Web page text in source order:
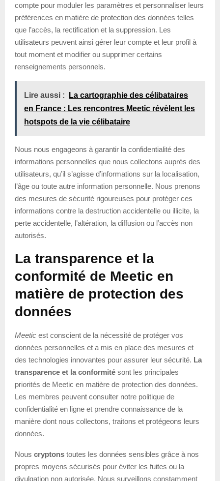
compte pour moduler les paramètres et personnaliser leurs
préférences en matière de protection des données telles
que l’accès, la rectification et la suppression. Les
utilisateurs peuvent ainsi gérer leur compte et leur profil à
tout moment et modifier ou supprimer certains
renseignements personnels.
Lire aussi :
La cartographie des célibataires
en France : Les rencontres Meetic révèlent les
hotspots de la vie célibataire
Nous nous engageons à garantir la confidentialité des
informations personnelles que nous collectons auprès des
utilisateurs, qu’il s’agisse d’informations sur la localisation,
l’âge ou toute autre information personnelle. Nous prenons
des mesures de sécurité rigoureuses pour protéger ces
informations contre la destruction accidentelle ou illicite, la
perte accidentelle, l’altération, la diffusion ou l’accès non
autorisés.
La transparence et la
conformité de Meetic en
matière de protection des
données
Meetic est conscient de la nécessité de protéger vos
données personnelles et a mis en place des mesures et
des technologies innovantes pour assurer leur sécurité. La
transparence et la conformité sont les principales
priorités de Meetic en matière de protection des données.
Les membres peuvent consulter notre politique de
confidentialité en ligne et prendre connaissance de la
manière dont nous collectons, traitons et protégeons leurs
données.
Nous cryptons toutes les données sensibles grâce à nos
propres moyens sécurisés pour éviter les fuites ou la
divulgation non autorisée. Nous surveillons constamment